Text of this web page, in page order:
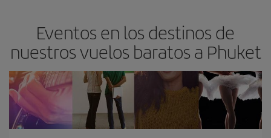
Eventos en los destinos de
nuestros vuelos baratos a Phuket